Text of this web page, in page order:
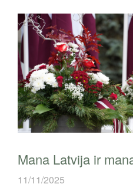
Mana Latvija ir
11/11/2025